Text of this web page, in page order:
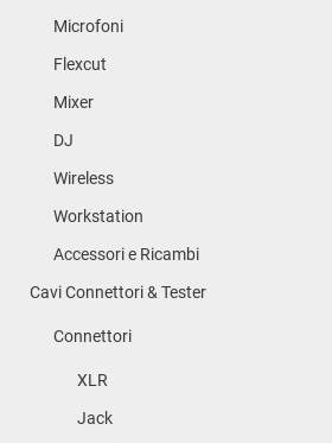
Microfoni
Flexcut
Mixer
DJ
Wireless
Workstation
Accessori e Ricambi
Cavi Connettori & Tester
Connettori
XLR
Jack